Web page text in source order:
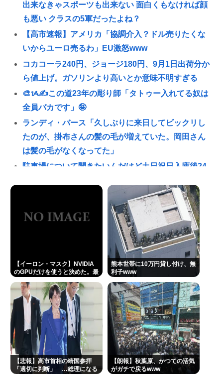
出来なきゃスポーツも出来ない 面白くもなければ顔
も悪い クラスの5軍だったよね？
【高市速報】アメリカ「協調介入？ドル売りたくな
いからユーロ売るわ」EU激怒www
コカコーラ240円、ジョージ180円、9月1日出荷分か
ら値上げ。ガソリンより高いとか意味不明すぎる
🎨ᝰ✍この道23年の彫り師「タトゥー入れてる奴は
全員バカです」🤪
ランディ・バース「久しぶりに来日してビックリし
たのが、掛布さんの髪の毛が増えていた。岡田さん
は髪の毛がなくなってた」
駐車場について聞きたいんだけど土日祝日入庫後24
タイピング最強になりたいどうすればいいか教えろ
誰かワンウェイネジってやつの外し方教えて
熊本出身の大物芸能人なのに寄付したという話が全
く出てこない人いるよな🙄
【緊急】少子化の原因、判明するwww
誰でもできる仕事してるやつって死にたくならん
の？
有田哲平、高田馬場は「嫌いな街ですね」「早稲田
大学がございます、僕は落ちましたので」
1浪して法政に入った女さん、ワカッテTVのせいでジ
サツする
許せない不祥事タレントランキングが発表される 俺
【イーロン・マスク】NVIDIA
のGPUだけを使うと決めた。最
熊本世帯に10万円貸し付け、無
利子www
【悲報】高市首相の靖国参拝
「適切に判断」 …総理になる
【朗報】秋葉原、かつての活気
がガチで戻るwww